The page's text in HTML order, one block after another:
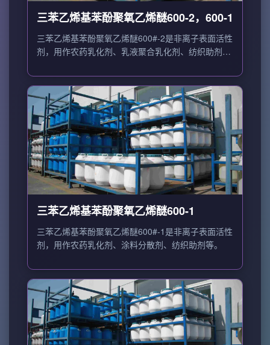
三苯乙烯基苯酚聚氧乙烯醚600-2，600-1
三苯乙烯基苯酚聚氧乙烯醚600#-2是非离子表面活性
剂，用作农药乳化剂、乳液聚合乳化剂、纺织助剂
三苯乙烯基苯酚聚氧乙烯醚600-1
三苯乙烯基苯酚聚氧乙烯醚600#-1是非离子表面活性
剂，用作农药乳化剂、涂料分散剂、纺织助剂等。